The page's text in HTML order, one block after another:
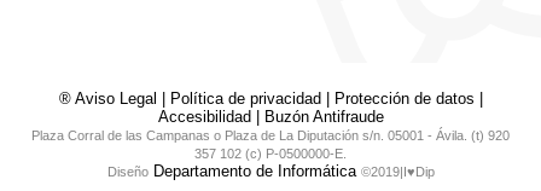
® Aviso Legal Política de privacidad Protección de datos
Accesibilidad
Buzón Antifraude
Plaza Corral de las Campanas o Plaza de La Diputación s/n. 05001 - Ávila. (t) 920
357 102 (c) P-0500000-E.
DiseñoDepartamento de Informática ©2019|I♥Dip